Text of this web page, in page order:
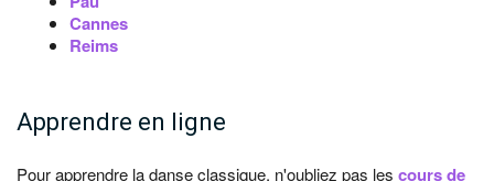
Cannes
Reims
Apprendre en ligne
Pour apprendre la danse classique, n'oubliez pas les cours de